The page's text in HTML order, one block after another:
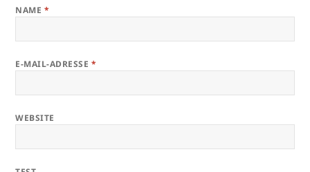
NAME *
E-MAIL-ADRESSE *
WEBSITE